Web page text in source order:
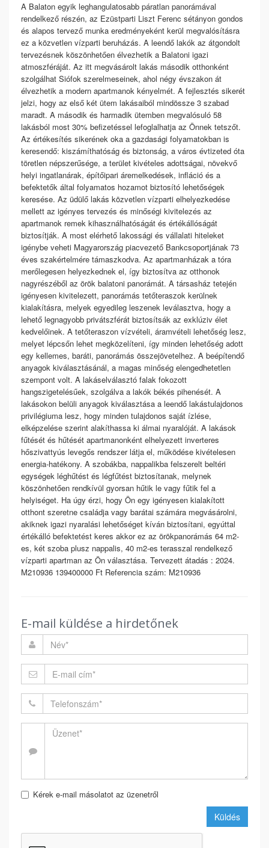
A Balaton egyik leghangulatosabb páratlan panorámával
rendelkező részén, az Ezüstparti Liszt Ferenc sétányon gondos
és alapos tervező munka eredményeként kerül megvalósításra
ez a közvetlen vízparti beruházás. A leendő lakók az átgondolt
tervezésnek köszönhetően élvezhetik a Balatoni igazi
atmoszféráját. Az itt megvásárolt lakás második otthonként
szolgálhat Siófok szerelmeseinek, ahol négy évszakon át
élvezhetik a modern apartmanok kényelmét. A fejlesztés sikerét
jelzi, hogy az első két ütem lakásaiból mindössze 3 szabad
maradt. A második és harmadik ütemben megvalósuló 58
lakásból most 30% befizetéssel lefoglalhatja az Önnek tetszőt.
Az értékesítés sikerének oka a gazdasági folyamatokban is
keresendő: kiszámíthatóság és biztonság, a város évtizeted óta
töretlen népszerűsége, a terület kivételes adottságai, növekvő
helyi ingatlanárak, építőipari áremelkedések, infláció és a
befektetők által folyamatos hozamot biztosító lehetőségek
keresése. Az üdülő lakás közvetlen vízparti elhelyezkedése
mellett az igényes tervezés és minőségi kivitelezés az
apartmanok remek kihasználhatóságát és értékállóságát
biztosítják. A most elérhető lakossági és vállalati hiteleket
igénybe veheti Magyarország piacvezető Bankcsoportjának 73
éves szakértelmére támaszkodva. Az apartmanházak a tóra
merőlegesen helyezkednek el, így biztosítva az otthonok
nagyrészéből az örök balatoni panorámát. A társasház tetején
igényesen kivitelezett, panorámás tetőteraszok kerülnek
kialakításra, melyek egyedileg leszenek leválasztva, hogy a
lehető legnagyobb privátszférát biztosítsák az exklúziv élet
kedvelőinek. A tetőteraszon vízvételi, áramvételi lehetőség lesz,
melyet lépcsőn lehet megközelíteni, így minden lehetőség adott
egy kellemes, baráti, panorámás összejövetelhez. A beépítendő
anyagok kiválasztásánál, a magas minőség elengedhetetlen
szempont volt. A lakáselválasztó falak fokozott
hangszigetelésűek, szolgálva a lakók békés pihenését. A
lakásokon belüli anyagok kiválasztása a leendő lakástulajdonos
privilégiuma lesz, hogy minden tulajdonos saját ízlése,
elképzelése szerint alakíthassa ki álmai nyaralóját. A lakások
fűtését és hűtését apartmanonként elhelyezett inverteres
hőszivattyús levegős rendszer látja el, működése kivételesen
energia-hatékony. A szobákba, nappalikba felszerelt beltéri
egységek léghűtést és légfűtést biztosítanak, melynek
köszönhetően rendkívül gyorsan hűtik le vagy fűtik fel a
helyiséget. Ha úgy érzi, hogy Ön egy igényesen kialakított
otthont szeretne családja vagy barátai számára megvásárolni,
akiknek igazi nyaralási lehetőséget kíván biztosítani, egyúttal
értékálló befektetést keres akkor ez az örökpanorámás 64 m2-
es, két szoba plusz nappalis, 40 m2-es terasszal rendelkező
vízparti apartman az Ön választása. Tervezett átadás : 2024.
M210936 139400000 Ft Referencia szám: M210936
E-mail küldése a hirdetőnek
Kérek e-mail másolatot az üzenetről
Küldés